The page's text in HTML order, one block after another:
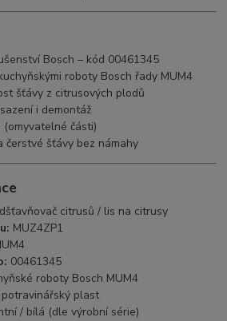
Bosch – kód 00461345
roboty Bosch řady MUM4
šťávy z citrusových plodů
i demontáž
části)
čerstvé šťávy bez námahy
citrusů / lis na citrusy
MUZ4ZP1
00461345
roboty Bosch MUM4
plast
/ bílá (dle výrobní série)